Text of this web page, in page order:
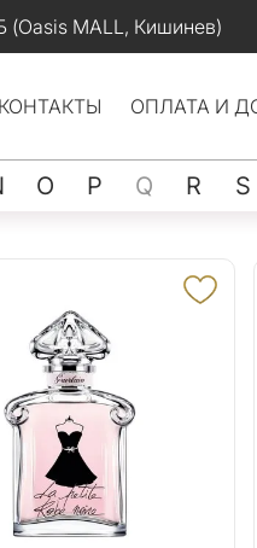
(Oasis MALL, Кишинев)
КОНТАКТЫ ОПЛАТА И
O P Q R S